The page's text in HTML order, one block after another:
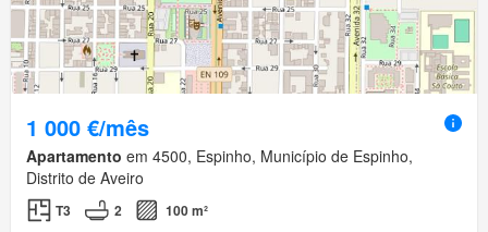
1 000 €/mês
Apartamento em 4500, Espinho, Município de Espinho,
Distrito de Aveiro
T3 2 100 m²